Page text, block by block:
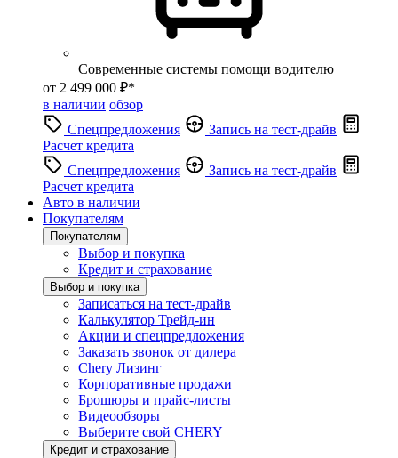
Современные системы помощи водителю
от 2 499 000 ₽*
в наличии обзор
Спецпредложения
Запись на тест-драйв
Расчет кредита
Спецпредложения
Запись на тест-драйв
Расчет кредита
Авто в наличии
Покупателям
Покупателям
Выбор и покупка
Кредит и страхование
Выбор и покупка
Записаться на тест-драйв
Калькулятор Трейд-ин
Акции и спецпредложения
Заказать звонок от дилера
Chery Лизинг
Корпоративные продажи
Брошюры и прайс-листы
Видеообзоры
Выберите свой CHERY
Кредит и страхование